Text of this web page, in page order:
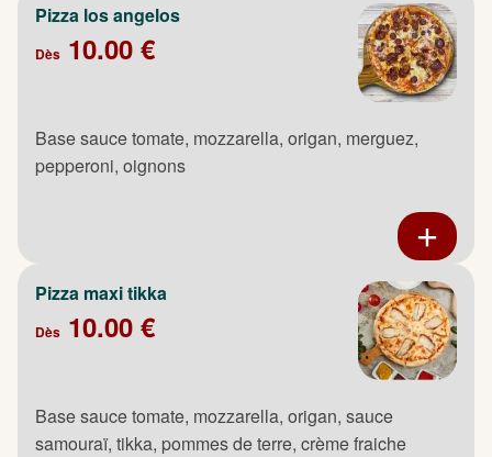
Pizza los angelos
Dès 10.00 €
Base sauce tomate, mozzarella, origan, merguez,
pepperoni, oignons
Pizza maxi tikka
Dès 10.00 €
Base sauce tomate, mozzarella, origan, sauce
samouraï, tikka, pommes de terre, crème fraiche